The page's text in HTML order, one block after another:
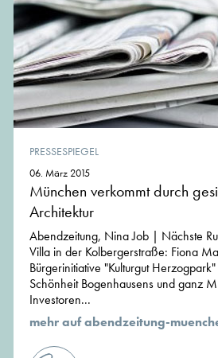
PRESSESPIEGEL
06. März 2015
München verkommt durch
Architektur
Abendzeitung, Nina Job | Nächste
Villa in der Kolbergerstraße: Fiona
Bürgerinitiative "Kulturgut
Schönheit Bogenhausens und ganz
Investoren...
mehr auf abendzeitung-